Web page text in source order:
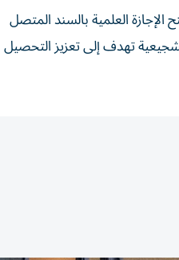
العلمية بالسند المتصل
تهدف إلى تعزيز التحصيل